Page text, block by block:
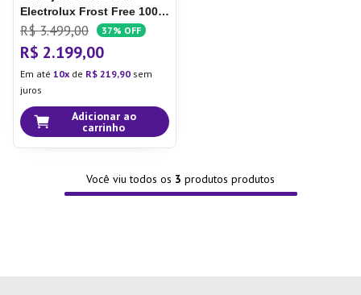
Electrolux Frost Free 100L
Porta de Vidro Preta
(EB100)
R$ 3.499,00 37% OFF
R$ 2.199,00
Em até 10 de R$ 219,90 sem
juros
Adicionar ao
carrinho
Você viu todos os 3 produtos